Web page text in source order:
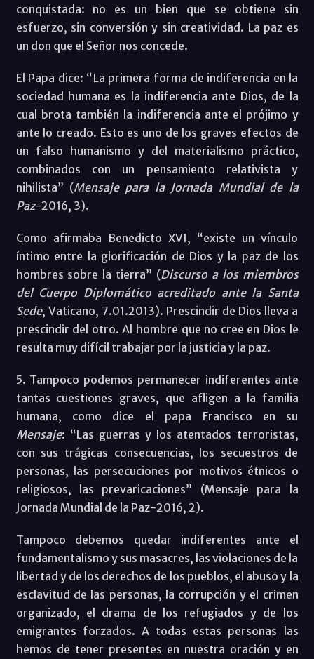
conquistada: no es un bien que se obtiene sin
esfuerzo, sin conversión y sin creatividad. La paz es
un don que el Señor nos concede.
El Papa dice: “La primera forma de indiferencia en la
sociedad humana es la indiferencia ante Dios, de la
cual brota también la indiferencia ante el prójimo y
ante lo creado. Esto es uno de los graves efectos de
un falso humanismo y del materialismo práctico,
combinados con un pensamiento relativista y
nihilista” (Mensaje para la Jornada Mundial de la
Paz-2016, 3).
Como afirmaba Benedicto XVI, “existe un vínculo
íntimo entre la glorificación de Dios y la paz de los
hombres sobre la tierra” (Discurso a los miembros
del Cuerpo Diplomático acreditado ante la Santa
Sede, Vaticano, 7.01.2013). Prescindir de Dios lleva a
prescindir del otro. Al hombre que no cree en Dios le
resulta muy difícil trabajar por la justicia y la paz.
5. Tampoco podemos permanecer indiferentes ante
tantas cuestiones graves, que afligen a la familia
humana, como dice el papa Francisco en su
Mensaje: “Las guerras y los atentados terroristas,
con sus trágicas consecuencias, los secuestros de
personas, las persecuciones por motivos étnicos o
religiosos, las prevaricaciones” (Mensaje para la
Jornada Mundial de la Paz-2016, 2).
Tampoco debemos quedar indiferentes ante el
fundamentalismo y sus masacres, las violaciones de la
libertad y de los derechos de los pueblos, el abuso y la
esclavitud de las personas, la corrupción y el crimen
organizado, el drama de los refugiados y de los
emigrantes forzados. A todas estas personas las
hemos de tener presentes en nuestra oración y en